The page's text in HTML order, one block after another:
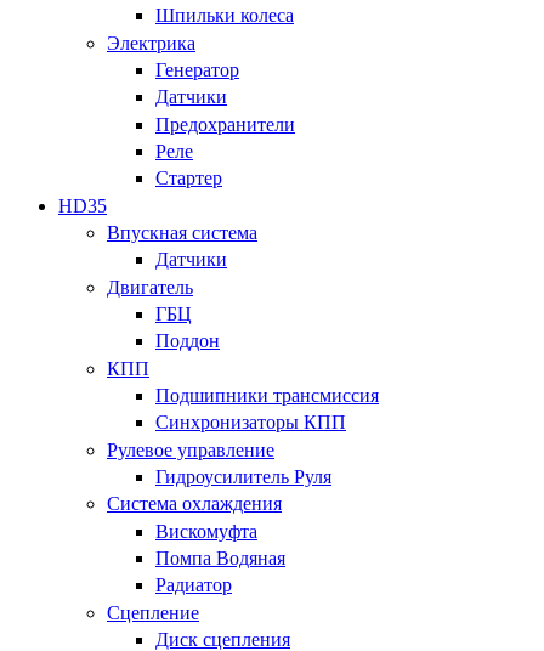
Шпильки колеса
Электрика
Генератор
Датчики
Предохранители
Реле
Стартер
HD35
Впускная система
Датчики
Двигатель
ГБЦ
Поддон
КПП
Подшипники трансмиссия
Синхронизаторы КПП
Рулевое управление
Гидроусилитель Руля
Система охлаждения
Вискомуфта
Помпа Водяная
Радиатор
Сцепление
Диск сцепления